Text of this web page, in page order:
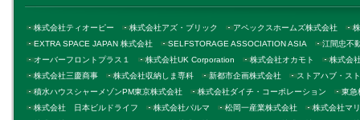
株式会社ティオーピー 株式会社アズ・ブリック アペックスホームズ株式会社
EXTRA SPACE JAPAN 株式会社
SELFSTORAGE ASSOCIATION ASIA
江間忠不
オーバーフロントプラス１
株式会社UK Corporation 株式会社オカモト
株式会
株式会社三慶商事
株式会社収納しま専科 新都市企画株式会社
ストアハブ・ス
積水ハウスシャーメゾンPM東京株式会社
株式会社ダイチ・コーポレーション
東急
株式会社 日本ビルドライフ
株式会社パルマ 松岡一産業株式会社
株式会社マ